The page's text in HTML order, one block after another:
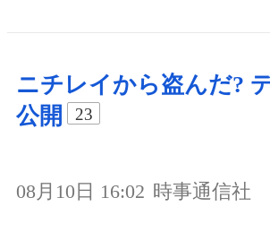
ニチレイから盗んだ?
公開
23
08月10日 16:02 時事通信社